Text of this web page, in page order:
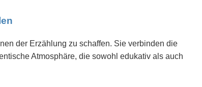
der Erzählung zu schaffen. Sie verbinden die
Atmosphäre, die sowohl edukativ als auch